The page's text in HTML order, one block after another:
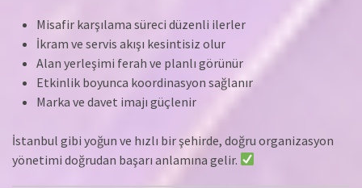
Misafir karşılama süreci düzenli ilerler
İkram ve servis akışı kesintisiz olur
Alan yerleşimi ferah ve planlı görünür
Etkinlik boyunca koordinasyon sağlanır
Marka ve davet imajı güçlenir
İstanbul gibi yoğun ve hızlı bir şehirde, doğru organizasyon
yönetimi doğrudan başarı anlamına gelir.